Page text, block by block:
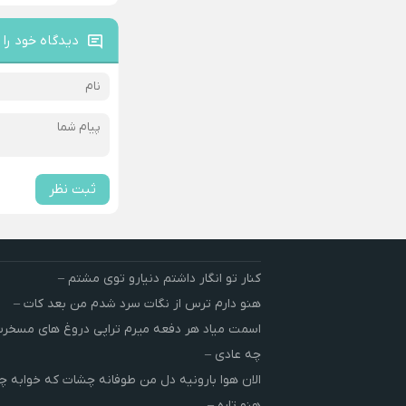
دیدگاه خود
ثبت نظر
کنار تو انگار داشتم دنیارو توی مشتم –
هنو دارم ترس از نگات سرد شدم من بعد کات –
اسمت میاد هر دفعه میرم تراپی دروغ‌ های
چه عادی –
الان هوا بارونیه دل من طوفانه چشات که خوابه